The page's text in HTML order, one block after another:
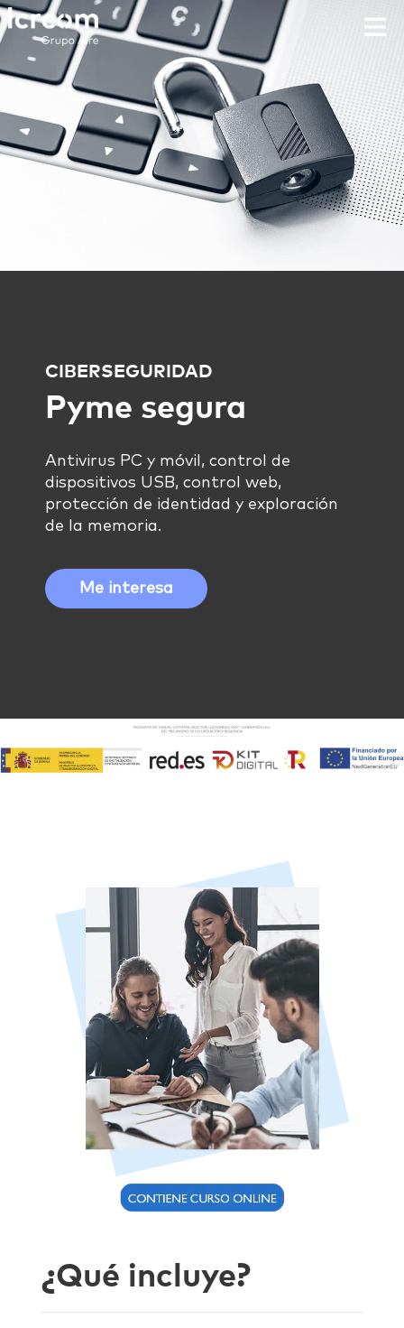
CIBERSEGURIDAD
Pyme segura
Antivirus PC y móvil, control de
dispositivos USB, control web,
protección de identidad y exploración
de la memoria.
Me interesa
¿Qué incluye?